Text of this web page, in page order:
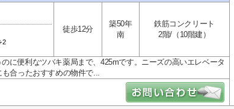
2
徒歩12分
築50年
南
鉄筋コンクリート
2階/（10階建）
に便利なツバキ薬局まで、425mです。ニーズの高いエレベータ
合ったおすすめの物件で...